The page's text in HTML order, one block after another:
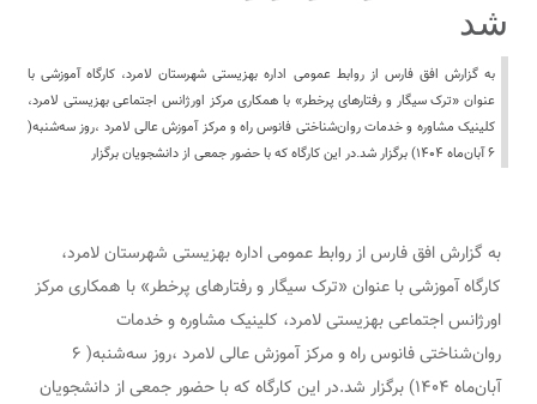
شد
به گزارش افق فارس از روابط عمومی اداره بهزیستی شهرستان لامرد، کارگاه آموزشی با
عنوان «ترک سیگار و رفتارهای پرخطر» با همکاری مرکز اورژانس اجتماعی بهزیستی لامرد،
کلینیک مشاوره و خدمات روان‌شناختی فانوس راه و مرکز آموزش عالی لامرد ،روز سه‌شنبه(
۶ آبان‌ماه ۱۴۰۴) برگزار شد.در این کارگاه که با حضور جمعی از دانشجویان برگزار
به گزارش افق فارس از روابط عمومی اداره بهزیستی شهرستان لامرد،
کارگاه آموزشی با عنوان «ترک سیگار و رفتارهای پرخطر» با همکاری مرکز
اورژانس اجتماعی بهزیستی لامرد، کلینیک مشاوره و خدمات
روان‌شناختی فانوس راه و مرکز آموزش عالی لامرد ،روز سه‌شنبه( ۶
آبان‌ماه ۱۴۰۴) برگزار شد.در این کارگاه که با حضور جمعی از دانشجویان